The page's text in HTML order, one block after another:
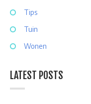
Tips
Tuin
Wonen
LATEST POSTS